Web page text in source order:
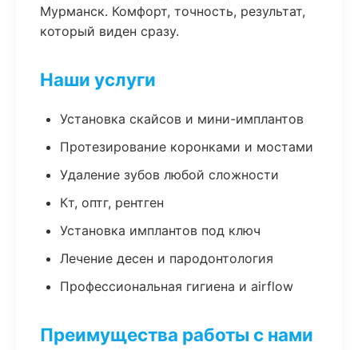
Мурманск. Комфорт, точность, результат,
который виден сразу.
Наши услуги
Установка скайсов и мини-имплантов
Протезирование коронками и мостами
Удаление зубов любой сложности
Кт, оптг, рентген
Установка имплантов под ключ
Лечение десен и пародонтология
Профессиональная гигиена и airflow
Преимущества работы с нами